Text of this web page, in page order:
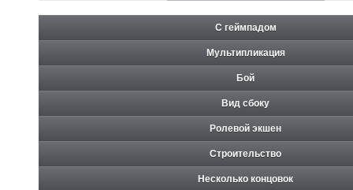
С геймпадом
Мультипликация
Бой
Вид сбоку
Ролевой экшен
Строительство
Несколько концовок